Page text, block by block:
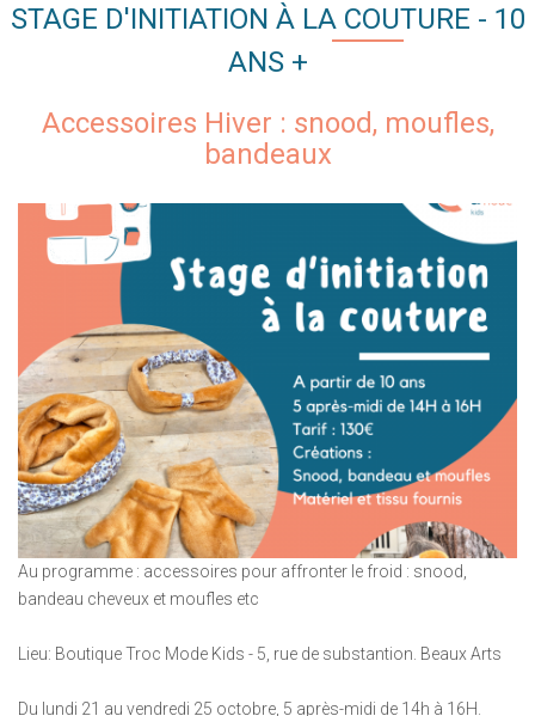
STAGE D'INITIATION À LA COUTURE - 10
ANS +
Accessoires Hiver : snood, moufles,
bandeaux
Au programme : accessoires pour affronter le froid : snood,
bandeau cheveux et moufles etc
Lieu: Boutique Troc Mode Kids - 5, rue de substantion. Beaux Arts
Du lundi 21 au vendredi 25 octobre, 5 après-midi de 14h à 16H.